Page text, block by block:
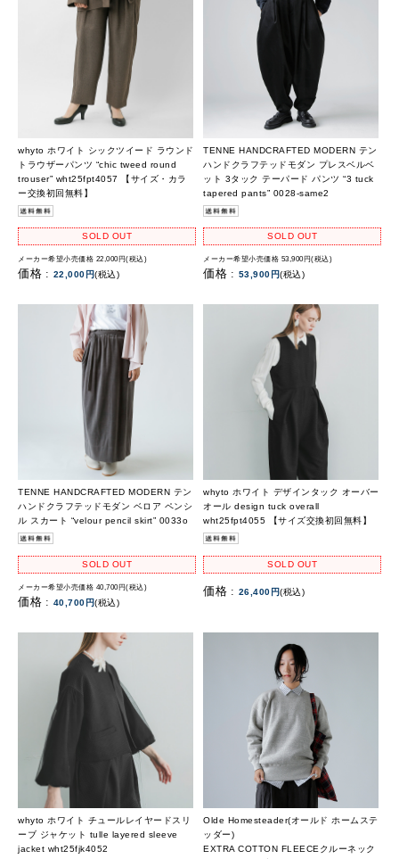
whyto ホワイト シックツイード ラウンド
トラウザーパンツ “chic tweed round
trouser” wht25fpt4057 【サイズ・カラ
ー交換初回無料】
SOLD OUT
メーカー希望小売価格 22,000円(税込)
価格 : 22,000円(税込)
TENNE HANDCRAFTED MODERN テン
ハンドクラフテッドモダン プレスベルベ
ット 3タック テーパード パンツ “3 tuck
tapered pants” 0028-same2
SOLD OUT
メーカー希望小売価格 53,900円(税込)
価格 : 53,900円(税込)
TENNE HANDCRAFTED MODERN テン
ハンドクラフテッドモダン ベロア ペンシ
ル スカート “velour pencil skirt” 0033o
SOLD OUT
メーカー希望小売価格 40,700円(税込)
価格 : 40,700円(税込)
whyto ホワイト デザインタック オーバー
オール design tuck overall
wht25fpt4055 【サイズ交換初回無料】
SOLD OUT
価格 : 26,400円(税込)
whyto ホワイト チュールレイヤードスリ
ーブ ジャケット tulle layered sleeve
jacket wht25fjk4052
Olde Homesteader(オールド ホームステ
ッダー)
EXTRA COTTON FLEECEクルーネック